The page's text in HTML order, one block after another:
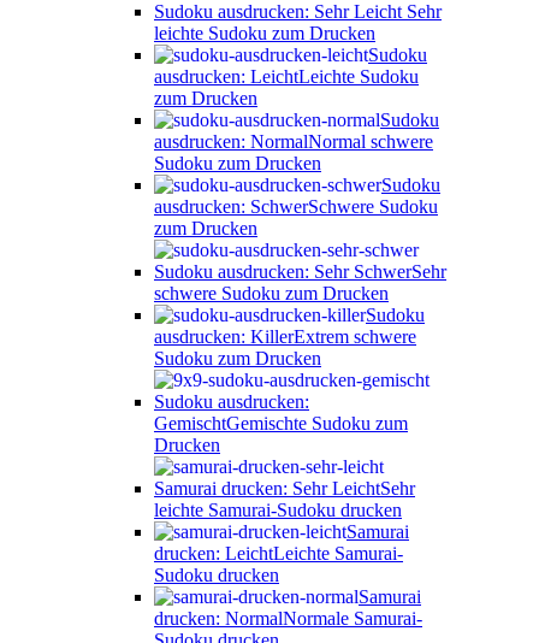
Sudoku ausdrucken: Sehr Leicht Sehr
leichte Sudoku zum Drucken
Sudoku
ausdrucken: LeichtLeichte Sudoku
zum Drucken
Sudoku
ausdrucken: NormalNormal schwere
Sudoku zum Drucken
Sudoku
ausdrucken: SchwerSchwere Sudoku
zum Drucken
Sudoku ausdrucken: Sehr SchwerSehr
schwere Sudoku zum Drucken
Sudoku
ausdrucken: KillerExtrem schwere
Sudoku zum Drucken
Sudoku ausdrucken:
GemischtGemischte Sudoku zum
Drucken
Samurai drucken: Sehr LeichtSehr
leichte Samurai-Sudoku drucken
Samurai
drucken: LeichtLeichte Samurai-
Sudoku drucken
Samurai
drucken: NormalNormale Samurai-